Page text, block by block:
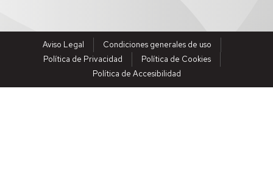
Aviso Legal
Condiciones generales de uso
Política de Privacidad
Política de Cookies
Política de Accesibilidad